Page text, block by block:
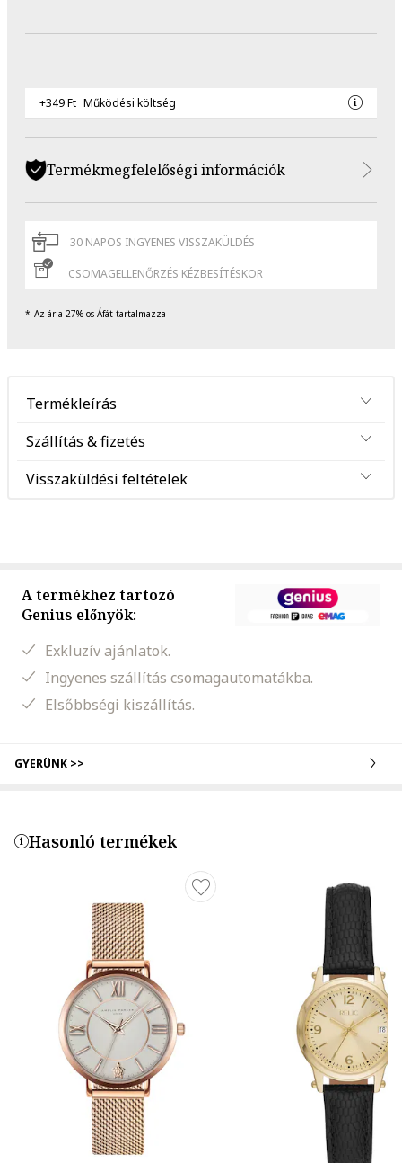
+349 Ft Működési költség
Termékmegfelelőségi információk
30 NAPOS INGYENES VISSZAKÜLDÉS
CSOMAGELLENŐRZÉS KÉZBESÍTÉSKOR
Az ár a 27%-os Áfát tartalmazza
Termékleírás
Szállítás & fizetés
Visszaküldési feltételek
A termékhez tartozó
Genius előnyök:
Exkluzív ajánlatok.
Ingyenes szállítás csomagautomatákba.
Elsőbbségi kiszállítás.
GYERÜNK >>
Hasonló termékek